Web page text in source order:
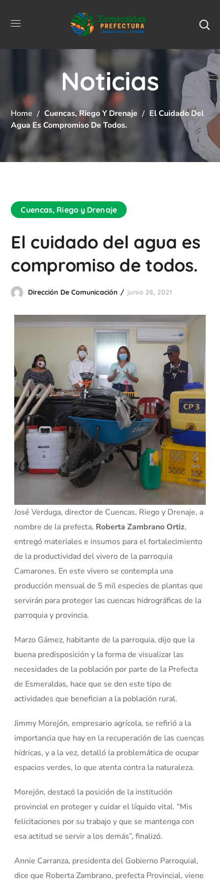
Noticias
Home Cuencas, Riego Y Drenaje
El Cuidado Del
Agua Es Compromiso De Todos.
Cuencas, Riego y Drenaje
El cuidado del agua es
compromiso de todos.
Dirección De Comunicación junio 28, 2021
José Verduga, director de Cuencas, Riego y Drenaje, a
nombre de la prefecta, Roberta Zambrano Ortiz,
entregó materiales e insumos para el fortalecimiento
de la productividad del vivero de la parroquia
Camarones. En este vivero se contempla una
producción mensual de 5 mil especies de plantas que
servirán para proteger las cuencas hidrográficas de la
parroquia y provincia.
Marzo Gámez, habitante de la parroquia, dijo que la
buena predisposición y la forma de visualizar las
necesidades de la población por parte de la Prefecta
de Esmeraldas, hace que se den este tipo de
actividades que benefician a la población rural.
Jimmy Morejón, empresario agrícola, se refirió a la
importancia que hay en la recuperación de las cuencas
hídricas, y a la vez, detalló la problemática de ocupar
espacios verdes, lo que atenta contra la naturaleza.
Morejón, destacó la posición de la institución
provincial en proteger y cuidar el líquido vital. “Mis
felicitaciones por su trabajo y que se mantenga con
esa actitud se servir a los demás”, finalizó.
Annie Carranza, presidenta del Gobierno Parroquial,
dice que Roberta Zambrano, prefecta Provincial, viene